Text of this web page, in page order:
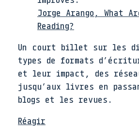
Jorge Arango, What
Reading?
Un court billet sur les
types de formats
et leur impact, des
jusqu’aux livres en
blogs et les revues.
Réagir